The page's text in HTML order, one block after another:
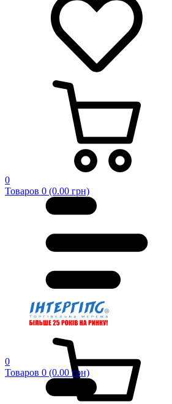
0
Товаров 0 (0.00 грн)
0
Товаров 0 (0.00 грн)